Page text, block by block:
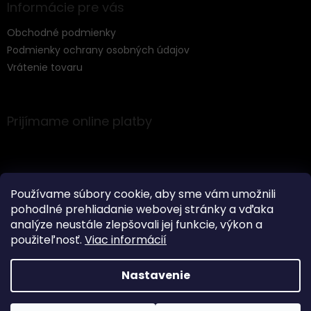
Používame súbory cookie, aby sme vám umožnili
pohodlné prehliadanie webovej stránky a vďaka
analýze neustále zlepšovali jej funkcie, výkon a
použiteľnosť. Viac informácií
Nastavenie
Informácie pre vás
Obchodné podmienky
Podmienky ochrany osobných údajov
Vrátenie tovaru
Prijímame online platby
Instagram
Vytvoril Shoptet